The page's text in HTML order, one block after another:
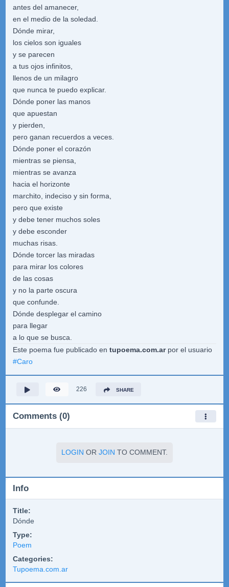
antes del amanecer,
en el medio de la soledad.
Dónde mirar,
los cielos son iguales
y se parecen
a tus ojos infinitos,
llenos de un milagro
que nunca te puedo explicar.
Dónde poner las manos
que apuestan
y pierden,
pero ganan recuerdos a veces.
Dónde poner el corazón
mientras se piensa,
mientras se avanza
hacia el horizonte
marchito, indeciso y sin forma,
pero que existe
y debe tener muchos soles
y debe esconder
muchas risas.
Dónde torcer las miradas
para mirar los colores
de las cosas
y no la parte oscura
que confunde.
Dónde desplegar el camino
para llegar
a lo que se busca.
Este poema fue publicado en tupoema.com.arpor el usuario
#Caro
226 SHARE
Comments (0)
LOGIN OR JOIN TO COMMENT.
Info
Title:
Dónde
Type:
Poem
Categories:
Tupoema.com.ar